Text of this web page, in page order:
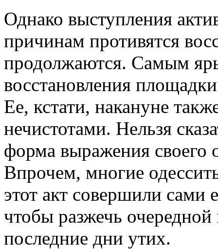
Однако выступления
причинам противятся
продолжаются. Самым
восстановления
Ее, кстати, накануне
нечистотами. Нельзя
форма выражения своего
Впрочем, многие
этот акт совершили
чтобы разжечь очередной
последние дни утих.